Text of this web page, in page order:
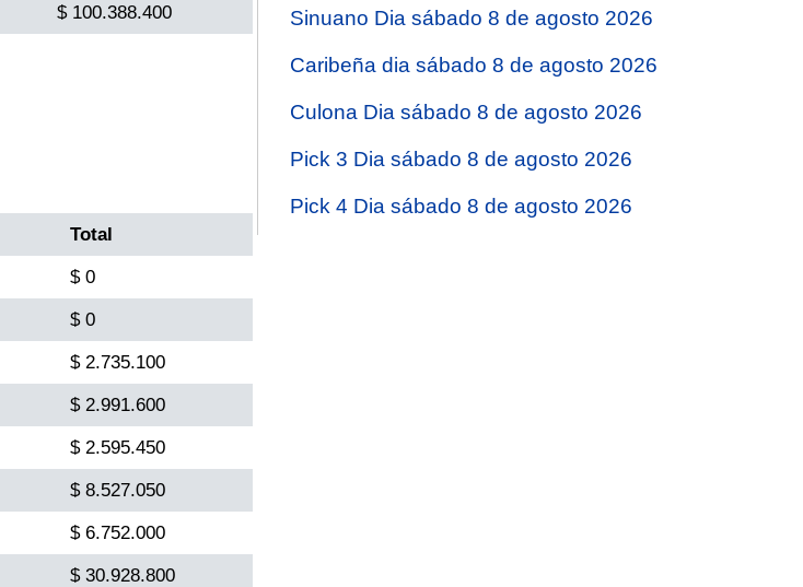
$ 100.388.400
Total
$ 0
$ 0
$ 2.735.100
$ 2.991.600
$ 2.595.450
$ 8.527.050
$ 6.752.000
$ 30.928.800
Sinuano Dia sábado 8 de agosto 2026
Caribeña dia sábado 8 de agosto 2026
Culona Dia sábado 8 de agosto 2026
Pick 3 Dia sábado 8 de agosto 2026
Pick 4 Dia sábado 8 de agosto 2026